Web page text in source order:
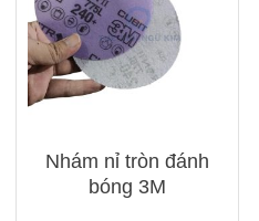
Nhám nỉ tròn đánh
bóng 3M